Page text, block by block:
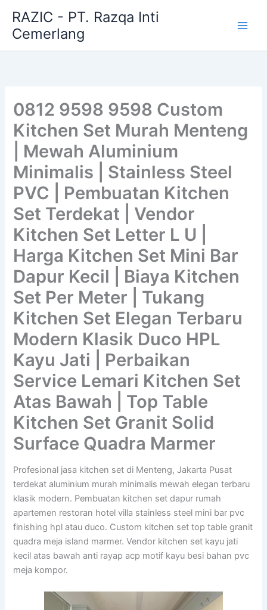
content
RAZIC - PT. Razqa Inti
Cemerlang
0812 9598 9598 Custom
Kitchen Set Murah Menteng
| Mewah Aluminium
Minimalis | Stainless Steel
PVC | Pembuatan Kitchen
Set Terdekat | Vendor
Kitchen Set Letter L U |
Harga Kitchen Set Mini Bar
Dapur Kecil | Biaya Kitchen
Set Per Meter | Tukang
Kitchen Set Elegan Terbaru
Modern Klasik Duco HPL
Kayu Jati | Perbaikan
Service Lemari Kitchen Set
Atas Bawah | Top Table
Kitchen Set Granit Solid
Surface Quadra Marmer
Profesional jasa kitchen set di Menteng, Jakarta Pusat
terdekat aluminium murah minimalis mewah elegan terbaru
klasik modern. Pembuatan kitchen set dapur rumah
apartemen restoran hotel villa stainless steel mini bar pvc
finishing hpl atau duco. Custom kitchen set top table granit
quadra meja island marmer. Vendor kitchen set kayu jati
kecil atas bawah anti rayap acp motif kayu besi bahan pvc
meja kompor.